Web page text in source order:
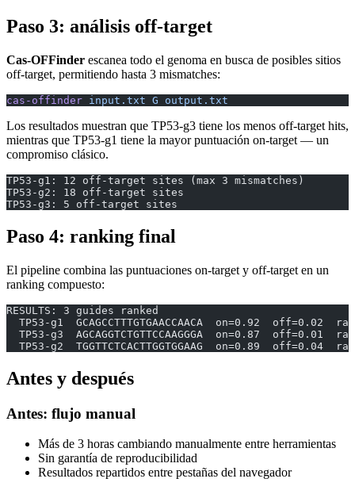
Paso 3: análisis off-target
Cas-OFFinder escanea todo el genoma en busca de posibles sitios
off-target, permitiendo hasta 3 mismatches:
cas-offinder input.txt G output.txt
Los resultados muestran que TP53-g3 tiene los menos off-target hits,
mientras que TP53-g1 tiene la mayor puntuación on-target — un
compromiso clásico.
TP53-g1: 12 off-target sites (max 3 mismatches)
TP53-g2: 18 off-target sites
TP53-g3: 5 off-target sites
Paso 4: ranking final
El pipeline combina las puntuaciones on-target y off-target en un
ranking compuesto:
RESULTS: 3 guides ranked
TP53-g1  GCAGCCTTTGTGAACCAACA  on=0.92  off=0.02
TP53-g3  AGCAGGTCTGTTCCAAGGGA  on=0.87  off=0.01
TP53-g2  TGGTTCTCACTTGGTGGAAG  on=0.89  off=0.04
Antes y después
Antes: flujo manual
Más de 3 horas cambiando manualmente entre herramientas
Sin garantía de reproducibilidad
Resultados repartidos entre pestañas del navegador